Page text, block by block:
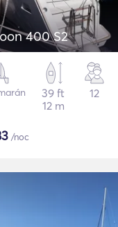
400 S2
39 ft
12 m
12
/noc